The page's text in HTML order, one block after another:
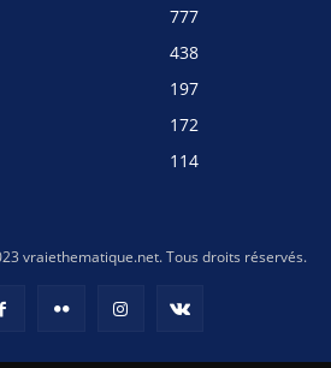
777
438
197
172
114
vraiethematique.net. Tous droits réservés.